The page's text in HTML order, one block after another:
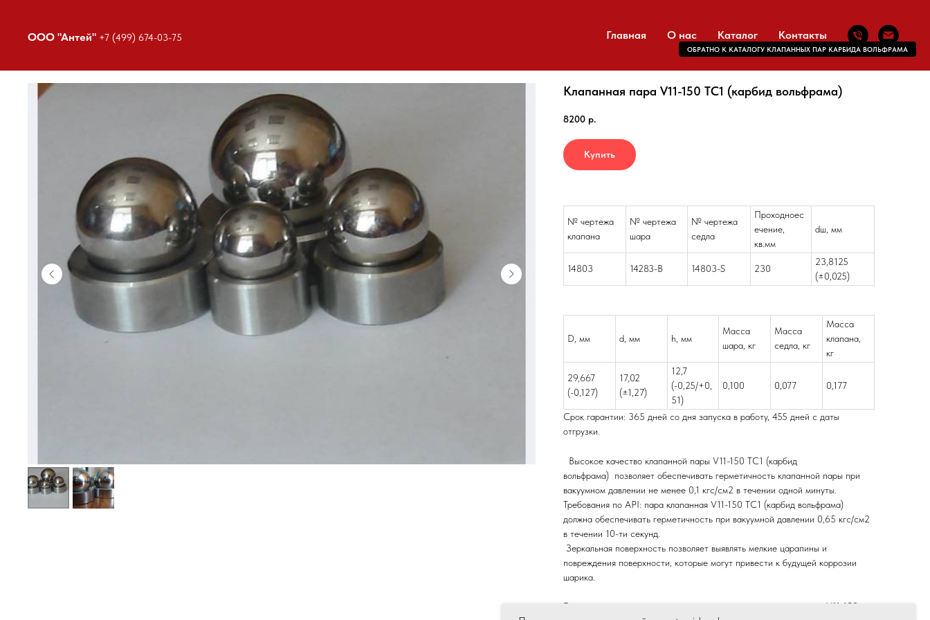
ООО "Антей" +7 (499) 674-03-75 Главная О нас Каталог Контакты
ОБРАТНО К КАТАЛОГУ КЛАПАННЫХ ПАР КАРБИДА ВОЛЬФРАМА
Клапанная пара V11-150 TC1 (карбид вольфрама)
8200 р.
Купить
№ чертежа
клапана
№ чертежа
шара
№ чертежа
седла
Проходноеc
ечение,
кв.мм
dш, мм
14803 14283-B 14803-S 230
23,8125
(±0,025)
D, мм d, мм h, мм
Масса
шара, кг
Масса
седла, кг
Масса
клапана,
кг
29,667
(-0,127)
17,02
(±1,27)
12,7
(-0,25/+0,
51)
0,100 0,077 0,177
Срок гарантии: 365 дней со дня запуска в работу, 455 дней с даты
отгрузки.
Высокое качество клапанной пары V11-150 TC1 (карбид
вольфрама) позволяет обеспечивать герметичность клапанной пары при
вакуумном давлении не менее 0,1 кгс/см2 в течении одной минуты.
Требования по API: пара клапанная V11-150 TC1 (карбид вольфрама)
должна обеспечивать герметичность при вакуумной давлении 0,65 кгс/см2
в течении 10-ти секунд.
Зеркальная поверхность позволяет выявлять мелкие царапины и
повреждения поверхности, которые могут привести к будущей коррозии
шарика.
Это позволяет повысить ресурс использования клапанной пары V11-150